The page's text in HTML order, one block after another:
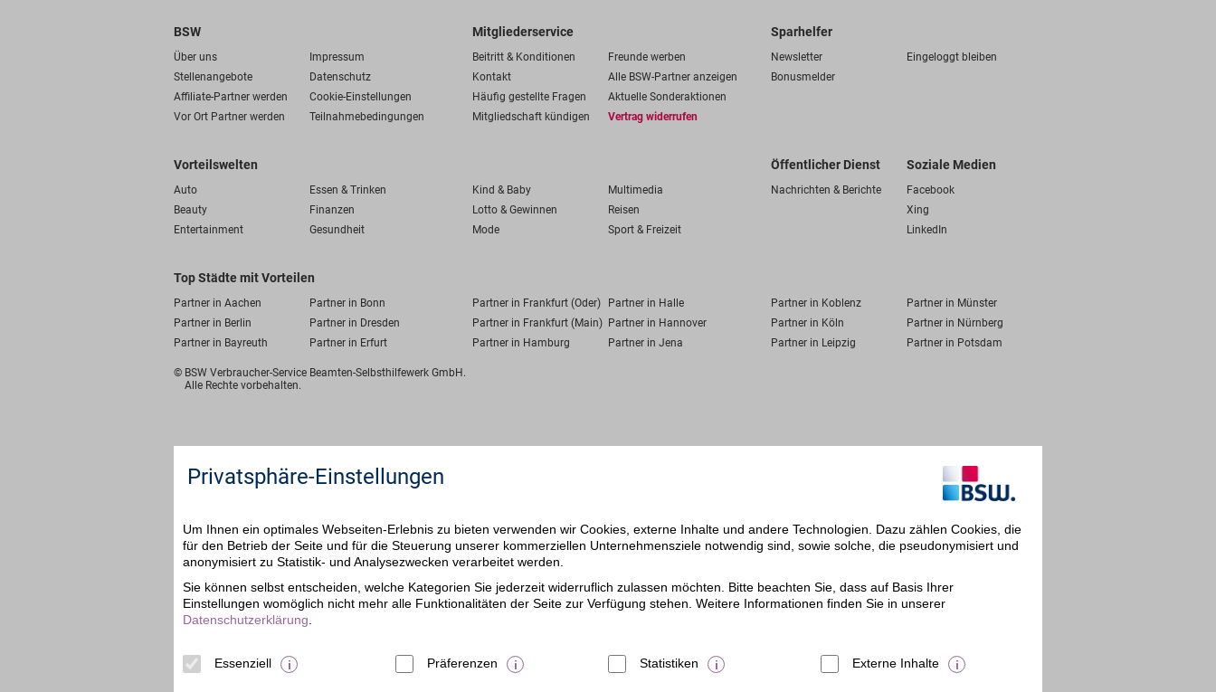
BSW
Über uns
Impressum
Stellenangebote
Datenschutz
Affiliate-Partner werden
Cookie-Einstellungen
Vor Ort Partner werden
Teilnahmebedingungen
Mitgliederservice
Beitritt & Konditionen
Freunde werben
Kontakt
Alle BSW-Partner anzeigen
Häufig gestellte Fragen
Aktuelle Sonderaktionen
Mitgliedschaft kündigen
Vertrag widerrufen
Sparhelfer
Newsletter
Eingeloggt bleiben
Bonusmelder
Vorteilswelten
Auto Essen & Trinken Kind & Baby
Multimedia
Beauty
Finanzen Lotto & Gewinnen
Reisen
Entertainment
Gesundheit Mode Sport & Freizeit
Öffentlicher Dienst
Nachrichten & Berichte
Soziale Medien
Facebook
Xing
LinkedIn
Top Städte mit Vorteilen
Partner in Aachen Partner in Bonn Partner in Frankfurt (Oder) Partner in Halle Partner in Koblenz
Partner in Münster
Partner in Berlin
Partner in Dresden Partner in Frankfurt (Main) Partner in Hannover Partner in Köln
Partner in Nürnberg
Partner in Bayreuth
Partner in Erfurt Partner in Hamburg Partner in Jena Partner in Leipzig Partner in Potsdam
© BSW Verbraucher-Service Beamten-Selbsthilfewerk GmbH.
Alle Rechte vorbehalten.
Privatsphäre-Einstellungen
Um Ihnen ein optimales Webseiten-Erlebnis zu bieten verwenden wir Cookies, externe Inhalte und andere Technologien. Dazu zählen Cookies, die
für den Betrieb der Seite und für die Steuerung unserer kommerziellen Unternehmensziele notwendig sind, sowie solche, die pseudonymisiert und
anonymisiert zu Statistik- und Analysezwecken verarbeitet werden.
Sie können selbst entscheiden, welche Kategorien Sie jederzeit widerruflich zulassen möchten. Bitte beachten Sie, dass auf Basis Ihrer
Einstellungen womöglich nicht mehr alle Funktionalitäten der Seite zur Verfügung stehen. Weitere Informationen finden Sie in unserer
Datenschutzerklärung
Essenziell Präferenzen Statistiken Externe Inhalte